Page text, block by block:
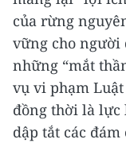
của rừng
vững cho người
những “mắt
vụ vi phạm
đồng thời là lực
dập tắt các